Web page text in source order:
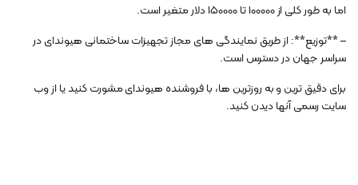
اما به طور کلی از 100000 تا 150000 دلار متغیر است.
– **توزیع**: از طریق نمایندگی های مجاز تجهیزات ساختمانی هیوندای در
سراسر جهان در دسترس است.
برای دقیق ترین و به روزترین ها، با فروشنده هیوندای مشورت کنید یا از وب
سایت رسمی آنها دیدن کنید.